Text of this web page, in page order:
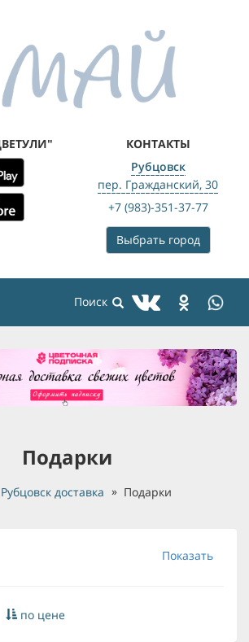
КОНТАКТЫ
Рубцовск
пер. Гражданский, 30
+7 (983)-351-37-77
Выбрать город
Подарки
доставка Подарки
Показать
по цене